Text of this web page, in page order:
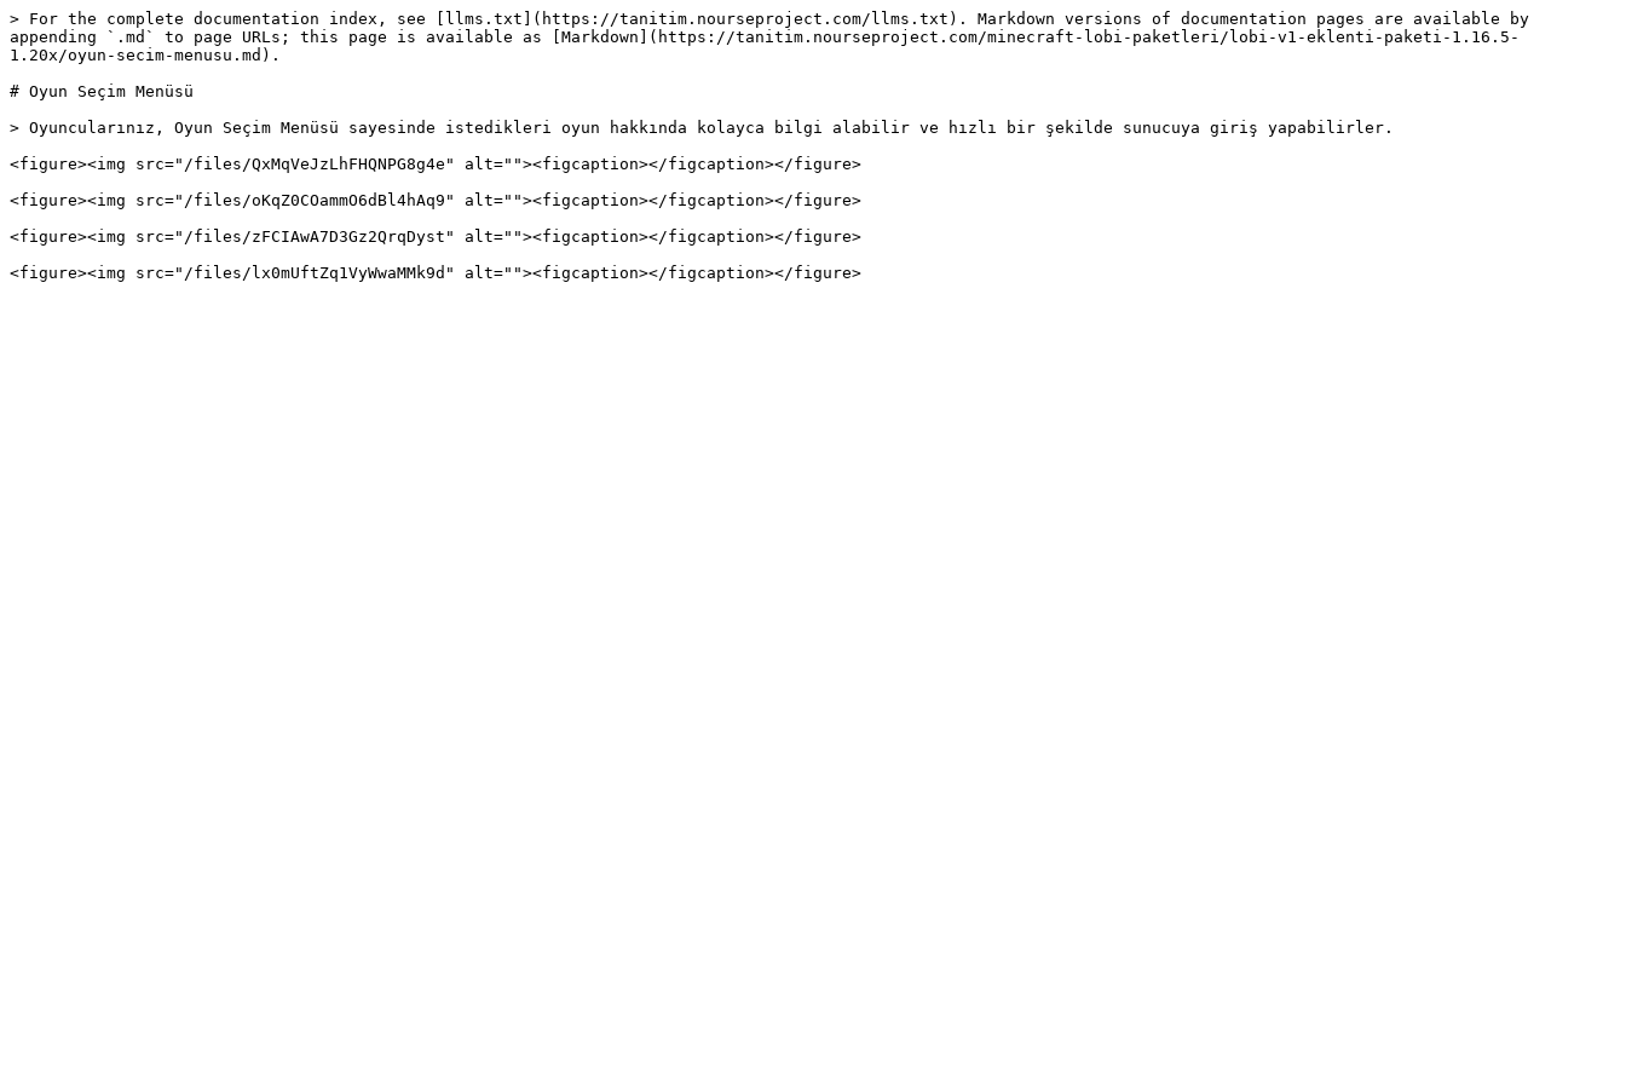
> For the complete documentation index, see [llms.txt](https://tanitim.nourseproject.com/llms.txt). Markdown versions of documentation pages are available by
appending `.md` to page URLs; this page is available as [Markdown](https://tanitim.nourseproject.com/minecraft-lobi-paketleri/lobi-v1-eklenti-paketi-1.16.5-
1.20x/oyun-secim-menusu.md).
# Oyun Seçim Menüsü
> Oyuncularınız, Oyun Seçim Menüsü sayesinde istedikleri oyun hakkında kolayca bilgi alabilir ve hızlı bir şekilde sunucuya giriş yapabilirler.
<figure><img src="/files/QxMqVeJzLhFHQNPG8g4e" alt=""><figcaption></figcaption></figure>
<figure><img src="/files/oKqZ0COammO6dBl4hAq9" alt=""><figcaption></figcaption></figure>
<figure><img src="/files/zFCIAwA7D3Gz2QrqDyst" alt=""><figcaption></figcaption></figure>